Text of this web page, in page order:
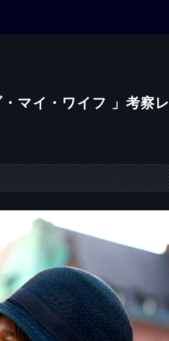
マイ・ワイフ 」考察レ